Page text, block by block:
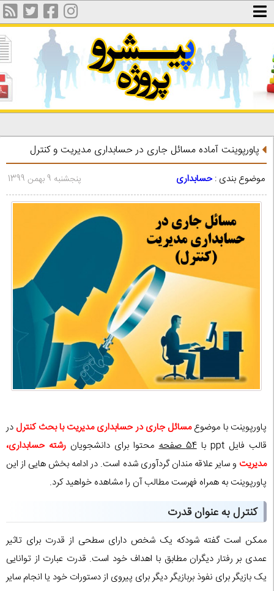
پاورپوینت آماده مسائل جاری در حسابداری مدیریت و کنترل
موضوع بندی :حسابداری پنجشنبه 9 بهمن 1399
پاورپوینت با موضوعمسائل جاری در حسابداری مدیریت با بحث کنترل در
قالب فایل ppt با
54 صفحه محتوا برای دانشجویان رشته حسابداری،
مدیریت و سایر علاقه مندان گردآوری شده است. در ادامه بخش هایی از این
پاورپوینت به همراه فهرست مطالب آن را مشاهده خواهید کرد.
کنترل به عنوان قدرت
ممکن است گفته شودکه یک شخص دارای سطحی از قدرت برای تاثیر
عمدی بر رفتار دیگران مطابق با اهداف خود است. قدرت عبارت از توانایی
یک بازیگر برای نفوذ بربازیگر دیگر برای پیروی از دستورات خود یا انجام سایر